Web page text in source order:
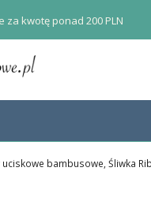
kwotę ponad 200 PLN
bambusowe, Śliwka